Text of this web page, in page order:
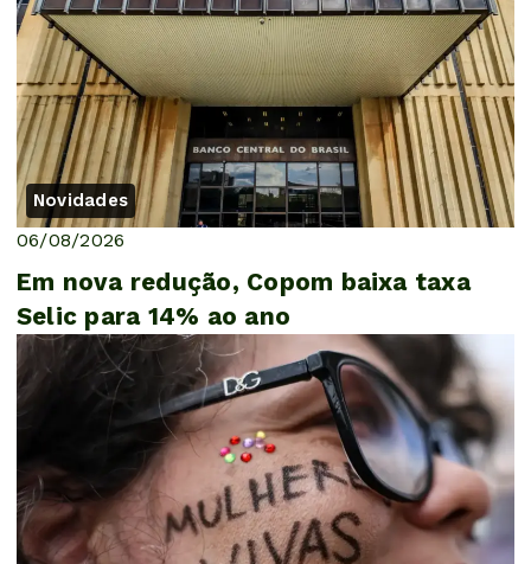
Novidades
06/08/2026
Em nova redução, Copom baixa taxa
Selic para 14% ao ano